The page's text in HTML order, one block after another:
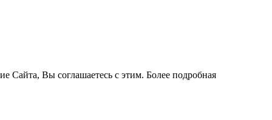
Сайта, Вы соглашаетесь с этим. Более подробная